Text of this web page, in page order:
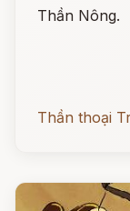
Thần Nông.
Thần thoại